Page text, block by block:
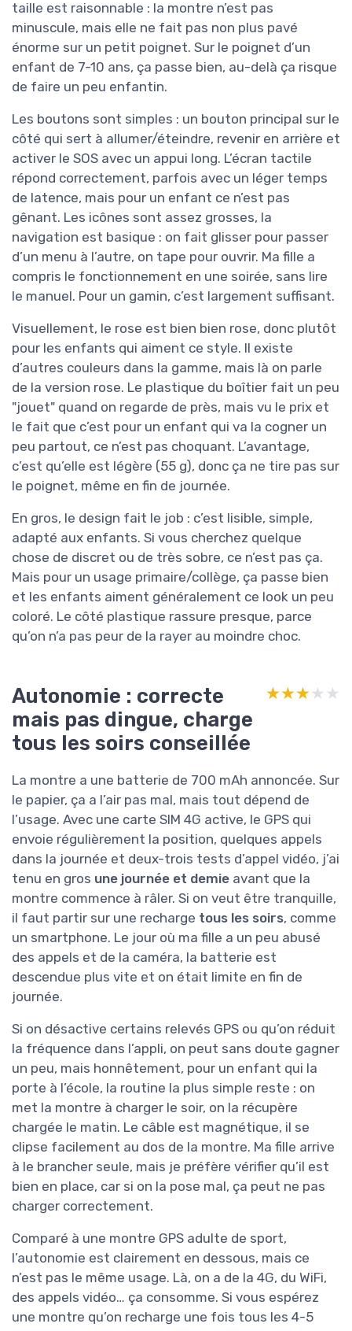
taille est raisonnable : la montre n’est pas
minuscule, mais elle ne fait pas non plus pavé
énorme sur un petit poignet. Sur le poignet d’un
enfant de 7-10 ans, ça passe bien, au-delà ça risque
de faire un peu enfantin.
Les boutons sont simples : un bouton principal sur le
côté qui sert à allumer/éteindre, revenir en arrière et
activer le SOS avec un appui long. L’écran tactile
répond correctement, parfois avec un léger temps
de latence, mais pour un enfant ce n’est pas
gênant. Les icônes sont assez grosses, la
navigation est basique : on fait glisser pour passer
d’un menu à l’autre, on tape pour ouvrir. Ma fille a
compris le fonctionnement en une soirée, sans lire
le manuel. Pour un gamin, c’est largement suffisant.
Visuellement, le rose est bien bien rose, donc plutôt
pour les enfants qui aiment ce style. Il existe
d’autres couleurs dans la gamme, mais là on parle
de la version rose. Le plastique du boîtier fait un peu
"jouet" quand on regarde de près, mais vu le prix et
le fait que c’est pour un enfant qui va la cogner un
peu partout, ce n’est pas choquant. L’avantage,
c’est qu’elle est légère (55 g), donc ça ne tire pas sur
le poignet, même en fin de journée.
En gros, le design fait le job : c’est lisible, simple,
adapté aux enfants. Si vous cherchez quelque
chose de discret ou de très sobre, ce n’est pas ça.
Mais pour un usage primaire/collège, ça passe bien
et les enfants aiment généralement ce look un peu
coloré. Le côté plastique rassure presque, parce
qu’on n’a pas peur de la rayer au moindre choc.
Autonomie : correcte
mais pas dingue, charge
tous les soirs conseillée
★★★★★
★★★★★
La montre a une batterie de 700 mAh annoncée. Sur
le papier, ça a l’air pas mal, mais tout dépend de
l’usage. Avec une carte SIM 4G active, le GPS qui
envoie régulièrement la position, quelques appels
dans la journée et deux-trois tests d’appel vidéo, j’ai
tenu en gros une journée et demie avant que la
montre commence à râler. Si on veut être tranquille,
il faut partir sur une recharge tous les soirs, comme
un smartphone. Le jour où ma fille a un peu abusé
des appels et de la caméra, la batterie est
descendue plus vite et on était limite en fin de
journée.
Si on désactive certains relevés GPS ou qu’on réduit
la fréquence dans l’appli, on peut sans doute gagner
un peu, mais honnêtement, pour un enfant qui la
porte à l’école, la routine la plus simple reste : on
met la montre à charger le soir, on la récupère
chargée le matin. Le câble est magnétique, il se
clipse facilement au dos de la montre. Ma fille arrive
à le brancher seule, mais je préfère vérifier qu’il est
bien en place, car si on la pose mal, ça peut ne pas
charger correctement.
Comparé à une montre GPS adulte de sport,
l’autonomie est clairement en dessous, mais ce
n’est pas le même usage. Là, on a de la 4G, du WiFi,
des appels vidéo… ça consomme. Si vous espérez
une montre qu’on recharge une fois tous les 4-5